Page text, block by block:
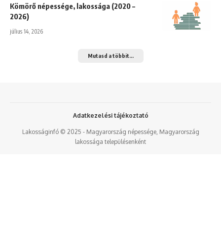
Kömörő népessége, lakossága (2020 –
2026)
július 14, 2026
Mutasd a többit...
Lakosságinfó © 2025 - Magyarország népessége, Magyarország
lakossága településenként
Adatkezelési tájékoztató